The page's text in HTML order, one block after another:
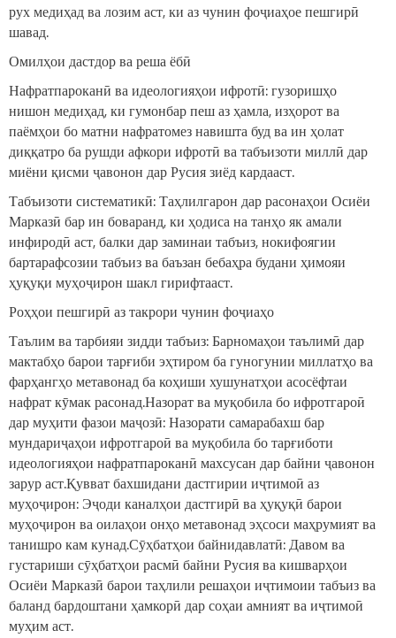
рух медиҳад ва лозим аст, ки аз чунин фоҷиаҳое пешгирӣ
шавад.
Омилҳои дастдор ва реша ёбӣ
Нафратпароканӣ ва идеологияҳои ифротӣ: гузоришҳо
нишон медиҳад, ки гумонбар пеш аз ҳамла, изҳорот ва
паёмҳои бо матни нафратомез навишта буд ва ин ҳолат
диққатро ба рушди афкори ифротӣ ва табъизоти миллӣ дар
миёни қисми ҷавонон дар Русия зиёд кардааст.
Табъизоти систематикӣ: Таҳлилгарон дар расонаҳои Осиёи
Марказӣ бар ин боваранд, ки ҳодиса на танҳо як амали
инфиродӣ аст, балки дар заминаи табъиз, нокифоягии
бартарафсозии табъиз ва баъзан бебаҳра будани ҳимояи
ҳуқуқи муҳоҷирон шакл гирифтааст.
Роҳҳои пешгирӣ аз такрори чунин фоҷиаҳо
Таълим ва тарбияи зидди табъиз: Барномаҳои таълимӣ дар
мактабҳо барои тарғиби эҳтиром ба гуногунии миллатҳо ва
фарҳангҳо метавонад ба коҳиши хушунатҳои асосёфтаи
нафрат кӯмак расонад.Назорат ва муқобила бо ифротгароӣ
дар муҳити фазои маҷозӣ: Назорати самарабахш бар
мундариҷаҳои ифротгароӣ ва муқобила бо тарғиботи
идеологияҳои нафратпароканӣ махсусан дар байни ҷавонон
зарур аст.Қувват бахшидани дастгирии иҷтимоӣ аз
муҳоҷирон: Эҷоди каналҳои дастгирӣ ва ҳуқуқӣ барои
муҳоҷирон ва оилаҳои онҳо метавонад эҳсоси маҳрумият ва
танишро кам кунад.Сӯҳбатҳои байнидавлатӣ: Давом ва
густариши сӯҳбатҳои расмӣ байни Русия ва кишварҳои
Осиёи Марказӣ барои таҳлили решаҳои иҷтимоии табъиз ва
баланд бардоштани ҳамкорӣ дар соҳаи амният ва иҷтимоӣ
муҳим аст.